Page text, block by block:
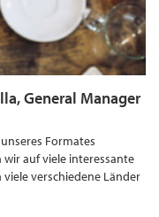
General Manager
Formates
wir auf viele interessante
verschiedene Länder